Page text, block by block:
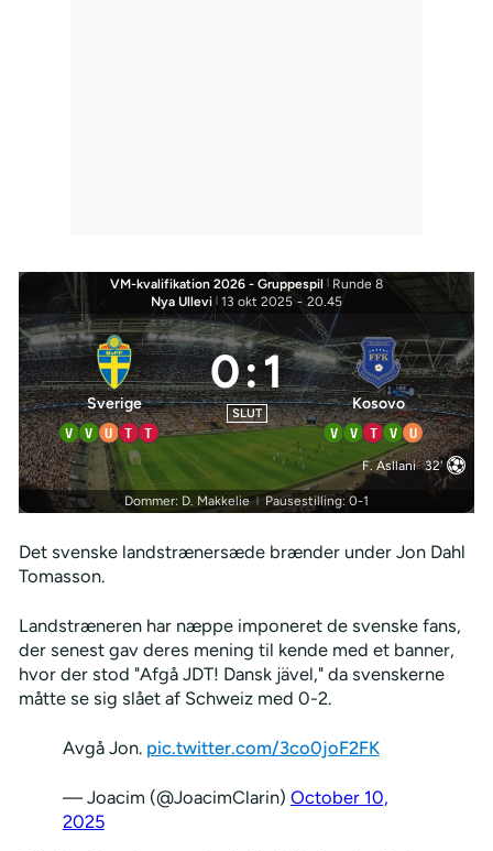
VM-kvalifikation 2026 - Gruppespil | Runde 8
Nya Ullevi | 13 okt 2025 - 20.45
Sverige
V V U T T
0:1
SLUT
Kosovo
V V T V U
F. Asllani 32'
Dommer: D. Makkelie | Pausestilling: 0-1
Det svenske landstrænersæde brænder under Jon Dahl
Tomasson.
Landstræneren har næppe imponeret de svenske fans,
der senest gav deres mening til kende med et banner,
hvor der stod "Afgå JDT! Dansk jävel," da svenskerne
måtte se sig slået af Schweiz med 0-2.
Avgå Jon. pic.twitter.com/3co0joF2FK
— Joacim (@JoacimClarin) October 10,
2025